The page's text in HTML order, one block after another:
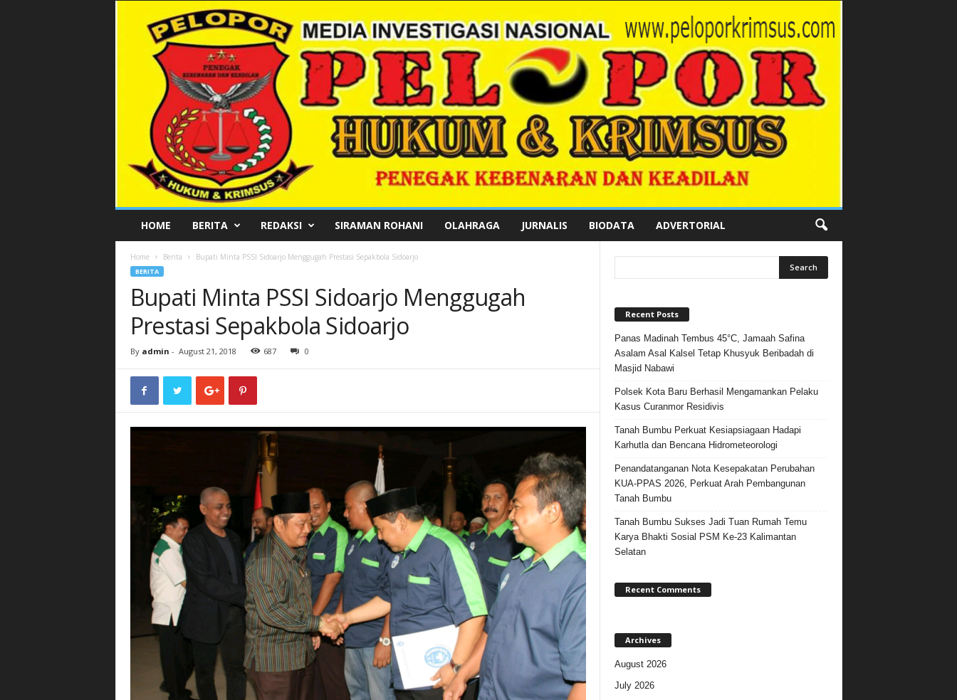
L
HOME BERITA REDAKSI SIRAMAN ROHANI OLAHRAGA JURNALIS BIODATA ADVERTORIAL
Home Berita Bupati Minta PSSI Sidoarjo Menggugah Prestasi Sepakbola Sidoarjo
BERITA
Bupati Minta PSSI Sidoarjo Menggugah
Prestasi Sepakbola Sidoarjo
By admin - August 21, 2018 687 0
Recent Posts
Panas Madinah Tembus 45°C, Jamaah Safina
Asalam Asal Kalsel Tetap Khusyuk Beribadah di
Masjid Nabawi
Polsek Kota Baru Berhasil Mengamankan Pelaku
Kasus Curanmor Residivis
Tanah Bumbu Perkuat Kesiapsiagaan Hadapi
Karhutla dan Bencana Hidrometeorologi
Penandatanganan Nota Kesepakatan Perubahan
KUA-PPAS 2026, Perkuat Arah Pembangunan
Tanah Bumbu
Tanah Bumbu Sukses Jadi Tuan Rumah Temu
Karya Bhakti Sosial PSM Ke-23 Kalimantan
Selatan
Recent Comments
Archives
August 2026
July 2026